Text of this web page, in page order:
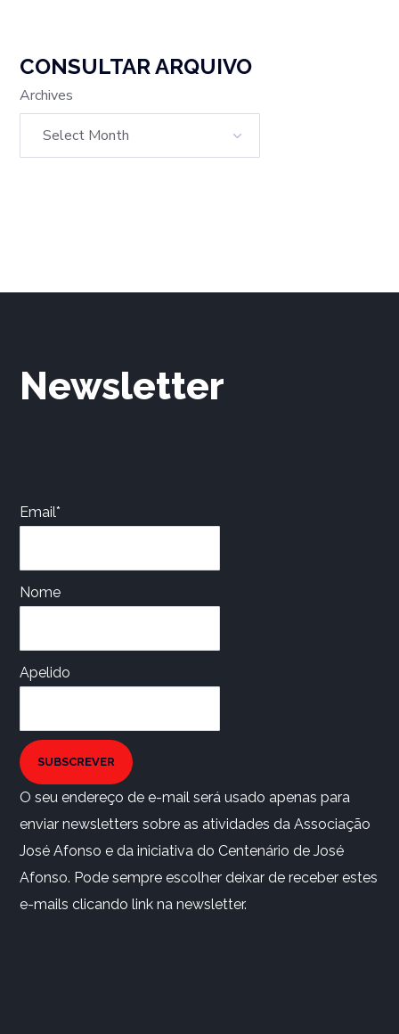
CONSULTAR ARQUIVO
Archives
Newsletter
Email*
Nome
Apelido
SUBSCREVER
O seu endereço de e-mail será usado apenas para
enviar newsletters sobre as atividades da Associação
José Afonso e da iniciativa do Centenário de José
Afonso. Pode sempre escolher deixar de receber estes
e-mails clicando link na newsletter.